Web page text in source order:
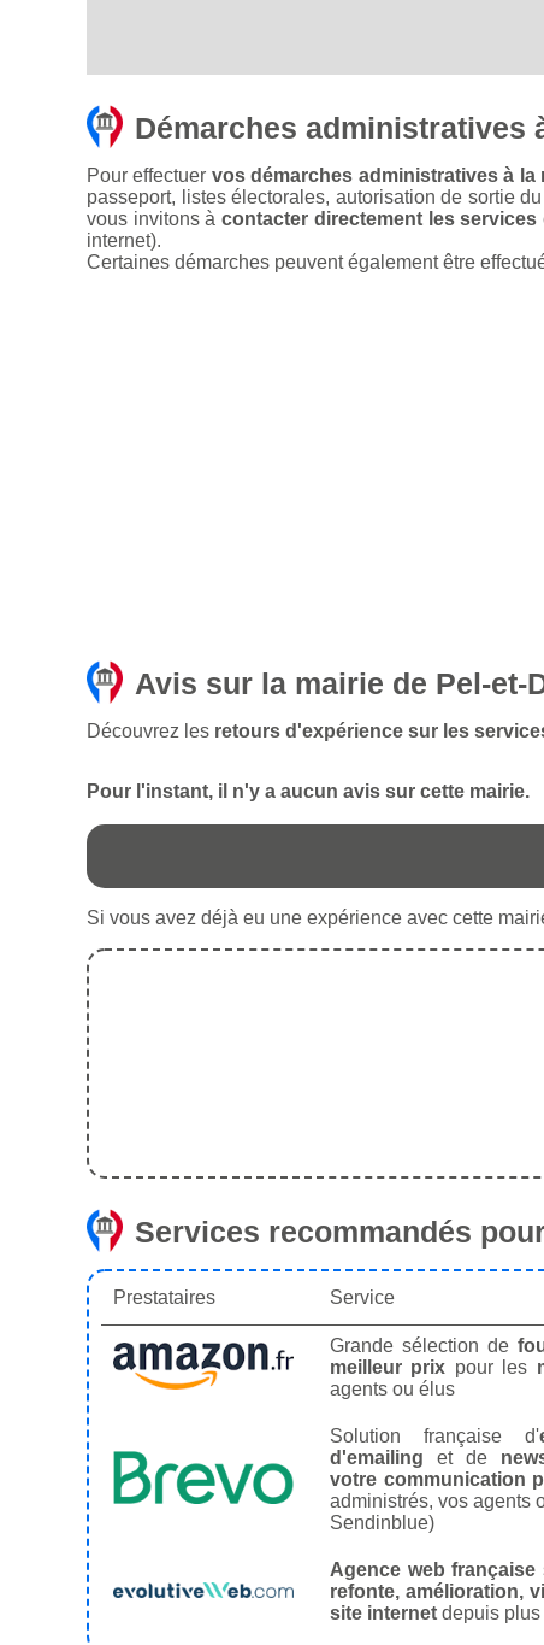
Démarches administratives
Pour effectuer vos démarches administratives à la
passeport, listes électorales, autorisation de sortie
vous invitons àcontacter directement les services
internet).
Certaines démarches peuvent également être
Avis sur la mairie de Pel-et-
Découvrez les retours d'expérience sur les
Pour l'instant, il n'y a aucun avis sur cette mairie.
Si vous avez déjà eu une expérience avec cette
Services recommandés
Prestataires Service
Grande sélection de
meilleur prix pour les
agents ou élus
Solution française d'
d'emailing et de
votre communication
administrés, vos agents
Sendinblue)
Agence web française
refonte, amélioration,
site internet depuis